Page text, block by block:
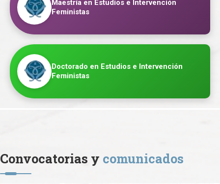
Maestría en Estudios e Intervención
Feministas
Doctorado en Estudios e Intervención
Feministas
Convocatorias y comunicados